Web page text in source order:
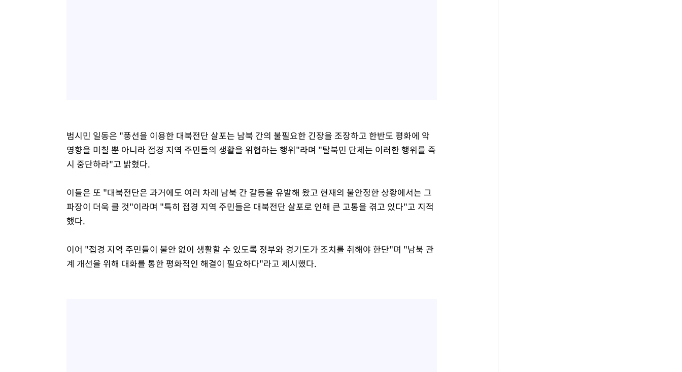
범시민 일동은 "풍선을 이용한 대북전단 살포는 남북 간의 불필요한 긴장을 조장하고 한반도 평화에 악
영향을 미칠 뿐 아니라 접경 지역 주민들의 생활을 위협하는 행위"라며 "탈북민 단체는 이러한 행위를 즉
시 중단하라"고 밝혔다.
이들은 또 "대북전단은 과거에도 여러 차례 남북 간 갈등을 유발해 왔고 현재의 불안정한 상황에서는 그
파장이 더욱 클 것"이라며 "특히 접경 지역 주민들은 대북전단 살포로 인해 큰 고통을 겪고 있다"고 지적
했다.
이어 "접경 지역 주민들이 불안 없이 생활할 수 있도록 정부와 경기도가 조치를 취해야 한단"며 "남북 관
계 개선을 위해 대화를 통한 평화적인 해결이 필요하다"라고 제시했다.